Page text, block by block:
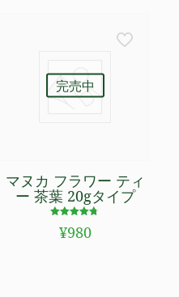
完売中
マヌカ フラワー ティ
ー 茶葉 20gタイプ
4.67
¥980